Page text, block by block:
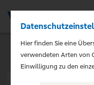
Hier finden Sie eine
verwendeten Arten von
Einwilligung zu den